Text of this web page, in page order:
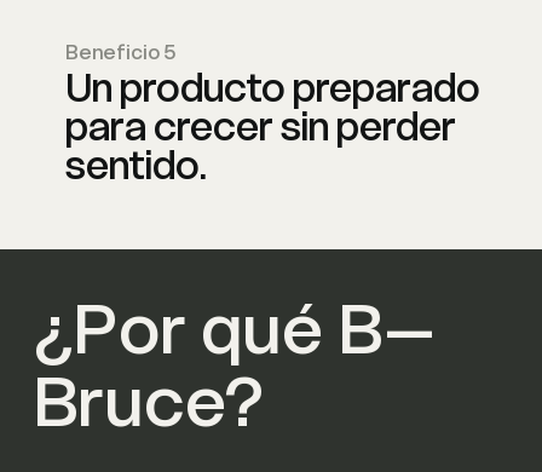
Beneficio 5
Un producto preparado
para crecer sin perder
sentido.
¿Por qué B–
Bruce?